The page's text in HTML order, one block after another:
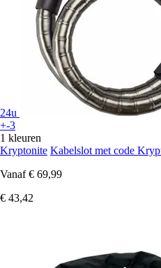
24u
+-3
1 kleuren
Kryptonite Kabelslot met code
Vanaf € 69,99
€ 43,42